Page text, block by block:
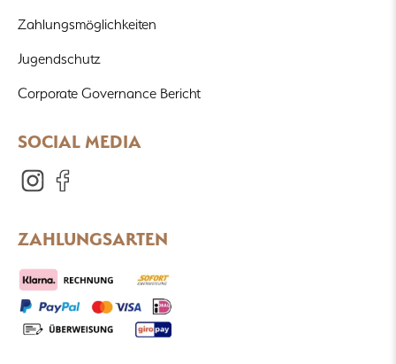
Zahlungsmöglichkeiten
Jugendschutz
Corporate Governance Bericht
SOCIAL MEDIA
ZAHLUNGSARTEN